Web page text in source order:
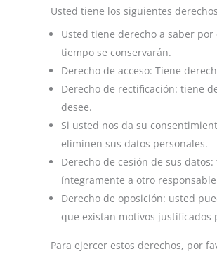
Usted tiene los siguientes
Usted tiene derecho a saber
tiempo se conservarán.
Derecho de acceso: Tiene
Derecho de rectificación: tiene
desee.
Si usted nos da su
eliminen sus datos personales.
Derecho de cesión de sus
íntegramente a otro
Derecho de oposición: usted
que existan motivos justificados
Para ejercer estos derechos, por